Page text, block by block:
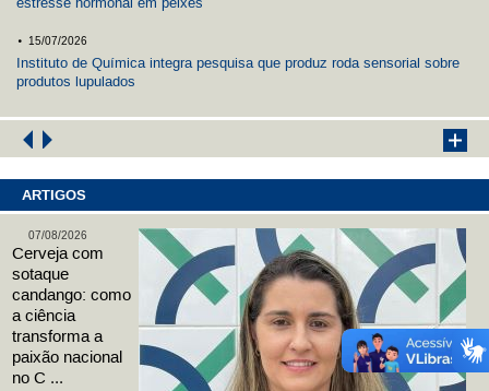
estresse hormonal em peixes
. 15/07/2026
Instituto de Química integra pesquisa que produz roda sensorial sobre
produtos lupulados
ARTIGOS
07/08/2026
Cerveja com
sotaque
candango: como
a ciência
transforma a
paixão nacional
no C ...